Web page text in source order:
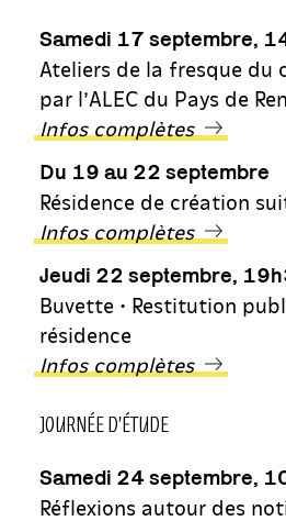
Samedi 17 septembre,
Ateliers de la fresque du
par l’ALEC du Pays de
Infos complètes
Du 19 au 22 septembre
Résidence de création
Infos complètes
Jeudi 22 septembre,
Buvette • Restitution
résidence
Infos complètes
JOURNÉE D’ÉTUDE
Samedi 24 septembre,
Réflexions autour des